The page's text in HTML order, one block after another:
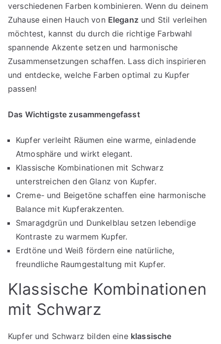
verschiedenen Farben kombinieren. Wenn du deinem
Zuhause einen Hauch von Eleganz und Stil verleihen
möchtest, kannst du durch die richtige Farbwahl
spannende Akzente setzen und harmonische
Zusammensetzungen schaffen. Lass dich inspirieren
und entdecke, welche Farben optimal zu Kupfer
passen!
Das Wichtigste zusammengefasst
Kupfer verleiht Räumen eine warme, einladende
Atmosphäre und wirkt elegant.
Klassische Kombinationen mit Schwarz
unterstreichen den Glanz von Kupfer.
Creme- und Beigetöne schaffen eine harmonische
Balance mit Kupferakzenten.
Smaragdgrün und Dunkelblau setzen lebendige
Kontraste zu warmem Kupfer.
Erdtöne und Weiß fördern eine natürliche,
freundliche Raumgestaltung mit Kupfer.
Klassische Kombinationen
mit Schwarz
Kupfer und Schwarz bilden eine klassische